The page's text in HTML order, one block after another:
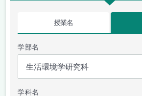
授業名
学部名
学科名